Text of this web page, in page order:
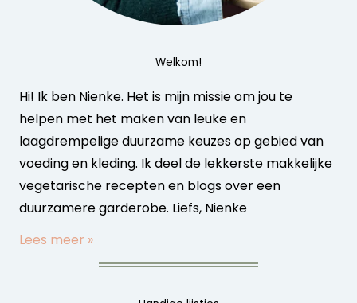
Welkom!
Hi! Ik ben Nienke. Het is mijn missie om jou te
helpen met het maken van leuke en
laagdrempelige duurzame keuzes op gebied van
voeding en kleding. Ik deel de lekkerste makkelijke
vegetarische recepten en blogs over een
duurzamere garderobe. Liefs, Nienke
Lees meer »